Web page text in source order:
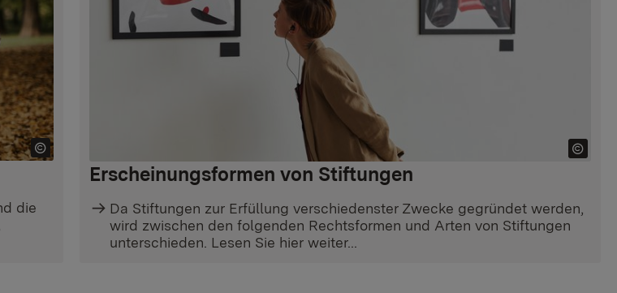
die
Erscheinungsformen von Stiftungen
Da Stiftungen zur Erfüllung verschiedenster Zwecke gegründet werden,
wird zwischen den folgenden Rechtsformen und Arten von Stiftungen
unterschieden. Lesen Sie hier weiter...